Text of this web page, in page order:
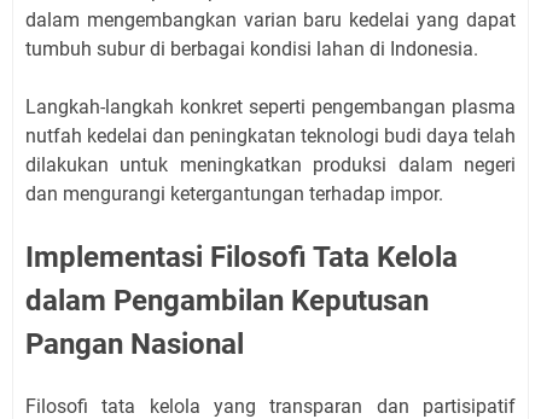
dalam mengembangkan varian baru kedelai yang dapat
tumbuh subur di berbagai kondisi lahan di Indonesia.
Langkah-langkah konkret seperti pengembangan plasma
nutfah kedelai dan peningkatan teknologi budi daya telah
dilakukan untuk meningkatkan produksi dalam negeri
dan mengurangi ketergantungan terhadap impor.
Implementasi Filosofi Tata Kelola
dalam Pengambilan Keputusan
Pangan Nasional
Filosofi tata kelola yang transparan dan partisipatif